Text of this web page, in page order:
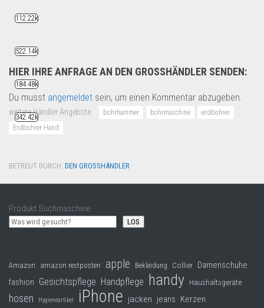
HIER IHRE ANFRAGE AN DEN GROSSHÄNDLER SENDEN:
Du musst angemeldet sein, um einen Kommentar abzugeben.
weitere Händler Angebote: bohrhammer bohrmaschine
erdbohrer
Erdbohrer Hand
BETREUT DURCH: DEN GROSSHÄNDLER ·
Produkt Suchmaschine
LOS
Amazon amazon restposten apple Bekleidung Collier Damenschuhe
fashion Gesichtspflege Handpflege handy Haushaltsgeräte
hosen Hygieneartikel iPhone jacken jeans Kerzen
112.22k
522.14k
184.48k
342.42k